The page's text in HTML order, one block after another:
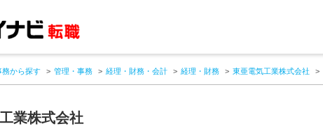
務から探す 管理・事務 経理・財務・会計 経理・財務 東亜電気工業株式会社
業株式会社